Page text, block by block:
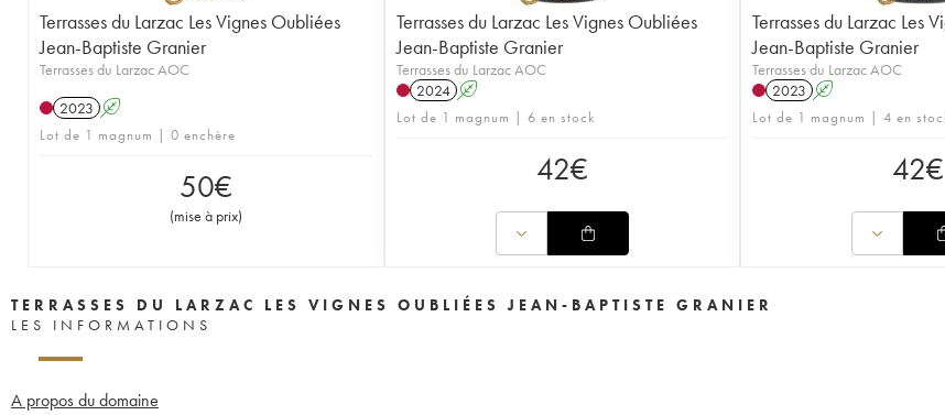
Terrasses du Larzac Les Vignes Oubliées
Jean-Baptiste Granier
Terrasses du Larzac AOC
2023 A
Lot de 1 magnum | 0 enchère
50€
(mise à prix)
Terrasses du Larzac Les Vignes Oubliées
Jean-Baptiste Granier
Terrasses du Larzac AOC
2024 A
Lot de 1 magnum | 6 en stock
42€
Terrasses du Larzac Les
Jean-Baptiste Granier
Terrasses du Larzac AOC
2023 A
Lot de 1 magnum | 4 en
42€
TERRASSES DU LARZAC LES VIGNES OUBLIÉES JEAN-BAPTISTE GRANIER
LES INFORMATIONS
A propos du domaine